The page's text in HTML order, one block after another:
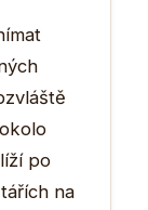
po
na